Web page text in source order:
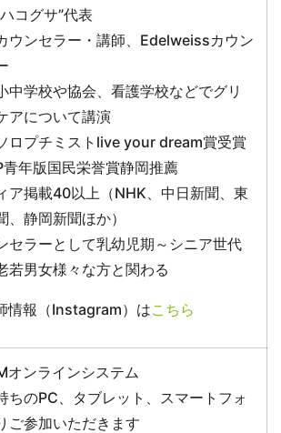
コグサ”代表
ウンセラー・講師、Edelweissカウン
中学校や協会、看護学校などでグリ
アについて講演
ロプチミストlive your dream賞受賞
青年版国民栄誉賞静岡推薦
ア掲載40以上（NHK、中日新聞、東
、静岡新聞ほか）
セラーとして乳幼児期～シニア世代
若男女様々な方と関わる
情報（Instagram）はこちら
オンラインシステム
ちのPC、タブレット、スマートフォ
ご参加いただきます